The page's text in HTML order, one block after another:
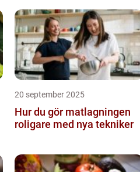
20 september 2025
Hur du gör matlagningen
roligare med nya tekniker